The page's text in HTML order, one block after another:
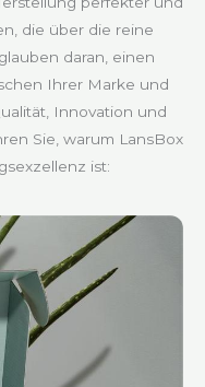
die über die reine
daran, einen
Ihrer Marke und
Innovation und
Sie, warum LansBox
ist: